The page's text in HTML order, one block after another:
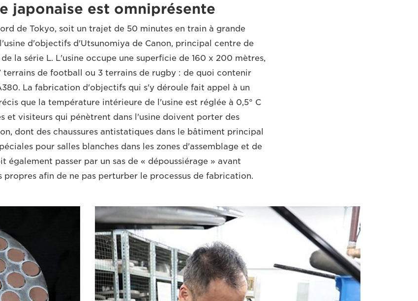
japonaise est omniprésente
de Tokyo, soit un trajet de 50 minutes en train à grande
d'objectifs d'Utsunomiya de Canon, principal centre de
la série L. L'usine occupe une superficie de 160 x 200 mètres,
terrains de football ou 3 terrains de rugby : de quoi contenir
La fabrication d'objectifs qui s'y déroule fait appel à un
que la température intérieure de l'usine est réglée à 0,5° C
et visiteurs qui pénètrent dans l'usine doivent porter des
dont des chaussures antistatiques dans le bâtiment principal
pour salles blanches dans les zones d'assemblage et de
également passer par un sas de « dépoussiérage » avant
propres afin de ne pas perturber le processus de fabrication.